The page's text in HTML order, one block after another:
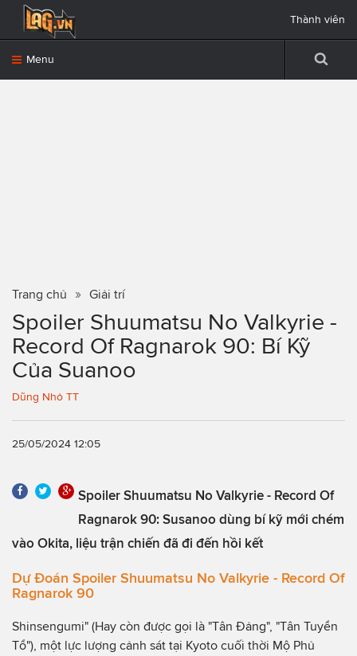
Menu
Thành viên
Trang chủ Giải trí
Spoiler Shuumatsu No Valkyrie -
Record Of Ragnarok 90: Bí Kỹ
Của Suanoo
Dũng Nhỏ TT
25/05/2024 12:05
Spoiler Shuumatsu No Valkyrie - Record Of
Ragnarok 90: Susanoo dùng bí kỹ mới chém
vào Okita, liệu trận chiến đã đi đến hồi kết
Dự Đoán Spoiler Shuumatsu No Valkyrie - Record Of
Ragnarok 90
Shinsengumi" (Hay còn được gọi là "Tân Đảng", "Tân Tuyển
Tổ"), một lực lượng cảnh sát tại Kyoto cuối thời Mộ Phủ